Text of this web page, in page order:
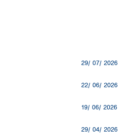
29/ 07/ 2026
22/ 06/ 2026
19/ 06/ 2026
29/ 04/ 2026